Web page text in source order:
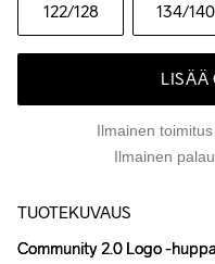
122/128 134/140
LISÄÄ
Ilmainen
Ilmainen
TUOTEKUVAUS
Community 2.0 Logo -
Community 2.0 Logo -